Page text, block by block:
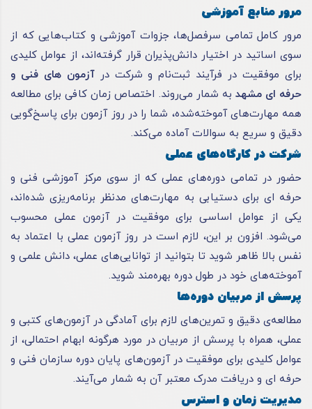
مرور منابع آموزشی
مرور کامل تمامی سرفصل‌ها، جزوات آموزشی و کتاب‌هایی که از
سوی اساتید در اختیار دانش‌پذیران قرار گرفته‌اند، از عوامل کلیدی
برای موفقیت در فرآیند ثبت‌نام و شرکت درآزمون های فنی و
حرفه ای مشهد به شمار می‌روند. اختصاص زمان کافی برای مطالعه
همه مهارت‌های آموخته‌شده، شما را در روز آزمون برای پاسخ‌گویی
دقیق و سریع به سوالات آماده می‌کند.
شرکت در کارگاه‌های عملی
حضور در تمامی دوره‌های عملی که از سوی مرکز آموزشی فنی و
حرفه ای برای دستیابی به مهارت‌های مدنظر برنامه‌ریزی شده‌اند،
یکی از عوامل اساسی برای موفقیت در آزمون عملی محسوب
می‌شود. افزون بر این، لازم است در روز آزمون عملی با اعتماد به
نفس بالا ظاهر شوید تا بتوانید از توانایی‌های عملی، دانش علمی و
آموخته‌های خود در طول دوره بهره‌مند شوید.
پرسش از مربیان دوره‌ها
مطالعه‌ی دقیق و تمرین‌های لازم برای آمادگی در آزمون‌های کتبی و
عملی، همراه با پرسش از مربیان در مورد هرگونه ابهام احتمالی، از
عوامل کلیدی برای موفقیت در آزمون‌های پایان دوره سازمان فنی و
حرفه ای و دریافت مدرک معتبر آن به شمار می‌آیند.
مدیریت زمان و استرس